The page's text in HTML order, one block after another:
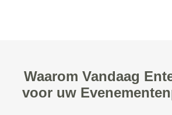
Waarom Vandaag
voor uw